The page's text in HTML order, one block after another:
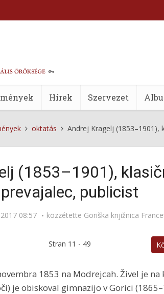
Hírek Szervezet
oktatás Andrej Kragelj (1853–1901),
(1853–1901),
prevajalec, publicist
08:57 közzétette Goriška knjižnica
Stran 11 - 49
1853 na Modrejcah. Živel je
je obiskoval gimnazijo v Gorici